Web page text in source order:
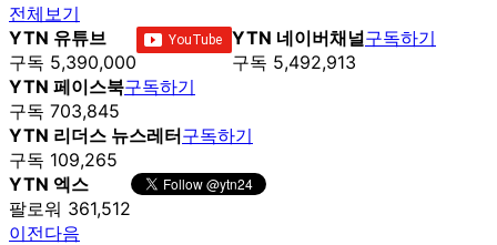
전체보기
YTN 유튜브
구독 5,390,000
YTN 네이버채널
구독 5,492,913
구독하기
YTN 페이스북
구독 703,845
구독하기
YTN 리더스 뉴스레터
구독 109,265
구독하기
YTN 엑스
팔로워 361,512
이전다음